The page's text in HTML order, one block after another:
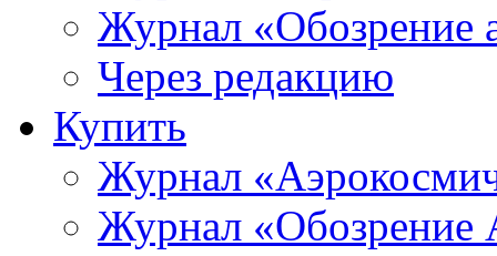
Журнал «Обозрение
Через редакцию
Купить
Журнал
Журнал «Обозрение